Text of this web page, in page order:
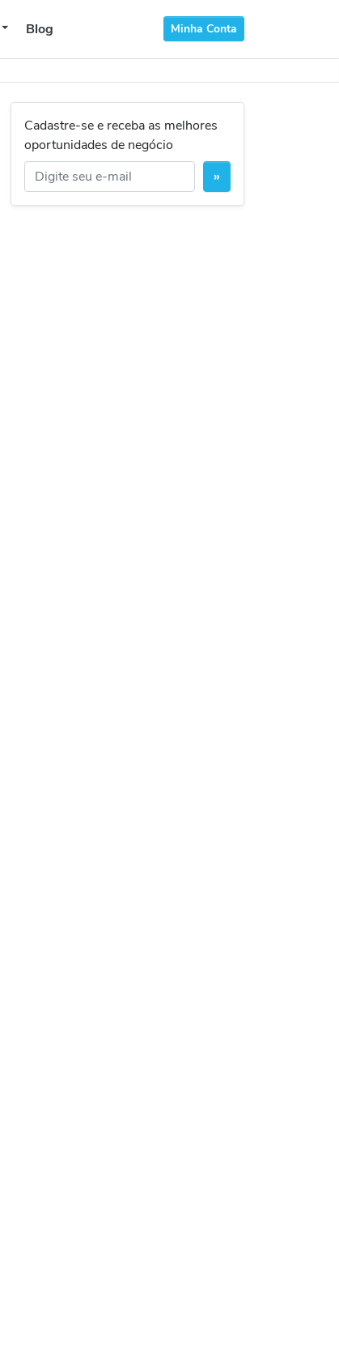
Blog Minha Conta
Cadastre-se e receba as melhores
oportunidades de negócio
»